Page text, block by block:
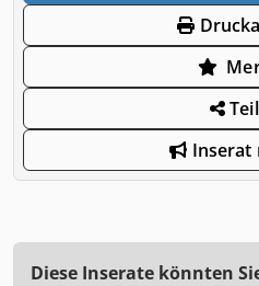
Inserat
Diese Inserate könnten